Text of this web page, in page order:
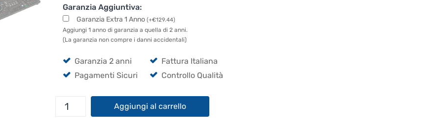
Garanzia Aggiuntiva:
Garanzia Extra 1 Anno (+€129.44)
Aggiungi 1 anno di garanzia a quella di 2 anni.
(La garanzia non compre i danni accidentali)
Garanzia 2 anni
Fattura Italiana
Pagamenti Sicuri
Controllo Qualità
Denon
Aggiungi al carrello